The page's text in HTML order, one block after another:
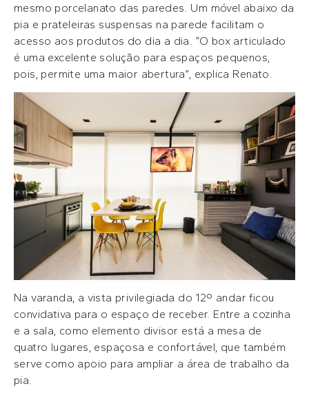
mesmo porcelanato das paredes. Um móvel abaixo da
pia e prateleiras suspensas na parede facilitam o
acesso aos produtos do dia a dia. “O box articulado
é uma excelente solução para espaços pequenos,
pois, permite uma maior abertura”, explica Renato.
Na varanda, a vista privilegiada do 12º andar ficou
convidativa para o espaço de receber. Entre a cozinha
e a sala, como elemento divisor está a mesa de
quatro lugares, espaçosa e confortável, que também
serve como apoio para ampliar a área de trabalho da
pia.